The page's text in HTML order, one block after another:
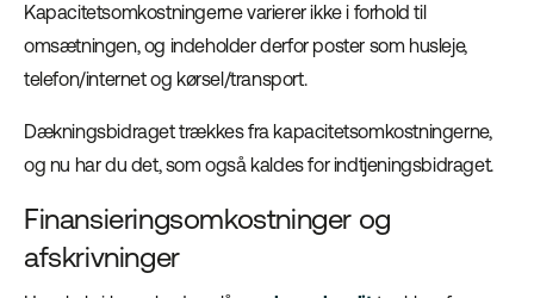
Kapacitetsomkostningerne varierer ikke i forhold til
omsætningen, og indeholder derfor poster som husleje,
telefon/internet og kørsel/transport.
Dækningsbidraget trækkes fra kapacitetsomkostningerne,
og nu har du det, som også kaldes for indtjeningsbidraget.
Finansieringsomkostninger og
afskrivninger